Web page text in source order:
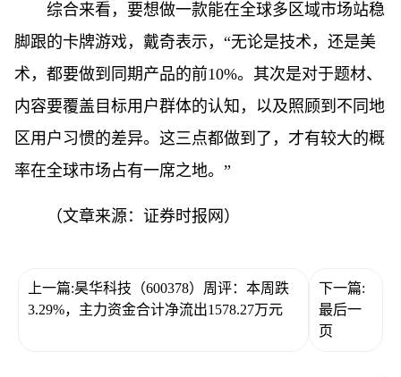
综合来看，要想做一款能在全球多区域市场站稳
脚跟的卡牌游戏，戴奇表示，“无论是技术，还是美
术，都要做到同期产品的前10%。其次是对于题材、
内容要覆盖目标用户群体的认知，以及照顾到不同地
区用户习惯的差异。这三点都做到了，才有较大的概
率在全球市场占有一席之地。”
（文章来源：证券时报网）
上一篇:昊华科技（600378）周评：本周跌
3.29%，主力资金合计净流出1578.27万元
下一篇:
最后一
页